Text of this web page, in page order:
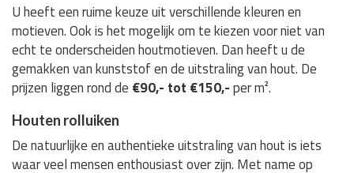
U heeft een ruime keuze uit verschillende kleuren en
motieven. Ook is het mogelijk om te kiezen voor niet van
echt te onderscheiden houtmotieven. Dan heeft u de
gemakken van kunststof en de uitstraling van hout. De
prijzen liggen rond de €90,- tot €150,-per m².
Houten rolluiken
De natuurlijke en authentieke uitstraling van hout is iets
waar veel mensen enthousiast over zijn. Met name op